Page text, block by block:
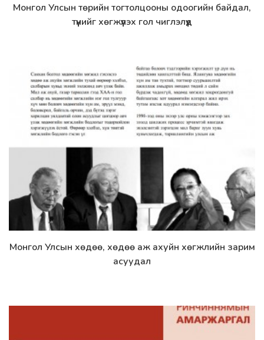
Дэлгэрэнгүй
Монгол Улсын төрийн тогтолцооны одоогийн байдал,
түүнийг хөгжүүлэх гол чиглэлүүд
Дэлгэрэнгүй
Монгол Улсын хөдөө, хөдөө аж ахуйн хөгжлийн зарим
асуудал